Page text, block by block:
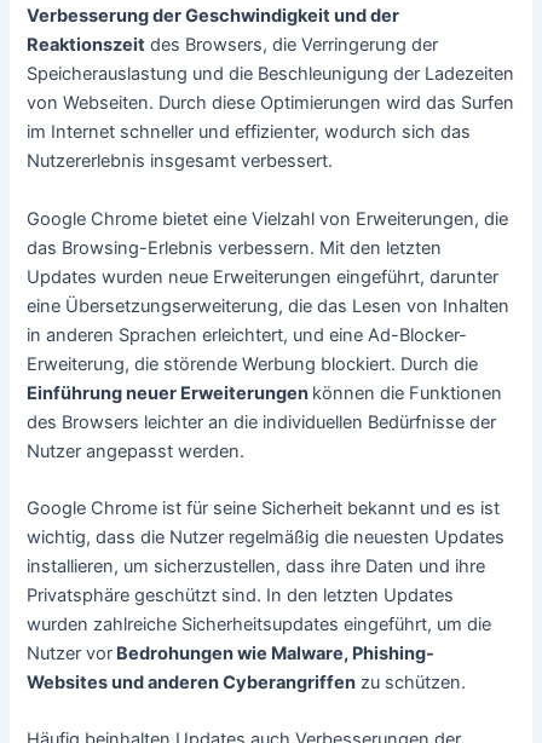
Verbesserung der Geschwindigkeit und der
Reaktionszeit des Browsers, die Verringerung der
Speicherauslastung und die Beschleunigung der Ladezeiten
von Webseiten. Durch diese Optimierungen wird das Surfen
im Internet schneller und effizienter, wodurch sich das
Nutzererlebnis insgesamt verbessert.
Google Chrome bietet eine Vielzahl von Erweiterungen, die
das Browsing-Erlebnis verbessern. Mit den letzten
Updates wurden neue Erweiterungen eingeführt, darunter
eine Übersetzungserweiterung, die das Lesen von Inhalten
in anderen Sprachen erleichtert, und eine Ad-Blocker-
Erweiterung, die störende Werbung blockiert. Durch die
Einführung neuer Erweiterungen können die Funktionen
des Browsers leichter an die individuellen Bedürfnisse der
Nutzer angepasst werden.
Google Chrome ist für seine Sicherheit bekannt und es ist
wichtig, dass die Nutzer regelmäßig die neuesten Updates
installieren, um sicherzustellen, dass ihre Daten und ihre
Privatsphäre geschützt sind. In den letzten Updates
wurden zahlreiche Sicherheitsupdates eingeführt, um die
Nutzer vor Bedrohungen wie Malware, Phishing-
Websites und anderen Cyberangriffen zu schützen.